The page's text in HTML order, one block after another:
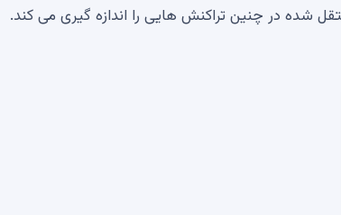
شده در چنین تراکنش هایی را اندازه گیری می کند.